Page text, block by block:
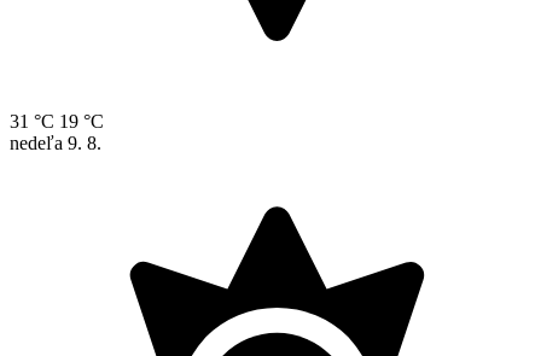
31 °C 19 °C
nedeľa 9. 8.